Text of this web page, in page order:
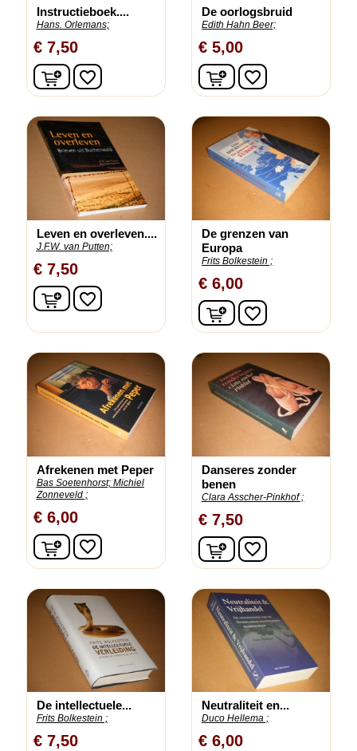
Instructieboek....
Hans. Orlemans;
€ 7,50
In winkelwagen
favorite_border
De oorlogsbruid
Edith Hahn Beer;
€ 5,00
In winkelwagen
favorite_border
Leven en overleven....
J.F.W. van Putten;
€ 7,50
In winkelwagen
favorite_border
De grenzen van
Europa
Frits Bolkestein ;
€ 6,00
In winkelwagen
favorite_border
Afrekenen met Peper
Bas Soetenhorst; Michiel
Zonneveld ;
€ 6,00
In winkelwagen
favorite_border
Danseres zonder
benen
Clara Asscher-Pinkhof ;
€ 7,50
In winkelwagen
favorite_border
De intellectuele...
Frits Bolkestein ;
€ 7,50
Neutraliteit en...
Duco Hellema ;
€ 6,00